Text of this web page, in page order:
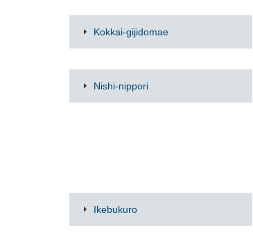
Kokkai-gijidomae
Nishi-nippori
Ikebukuro